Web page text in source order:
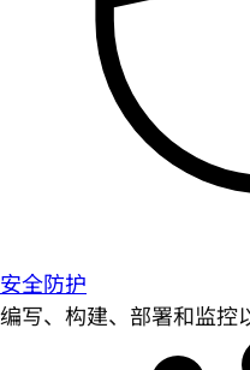
安全防护
编写、构建、部署和监控